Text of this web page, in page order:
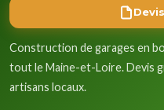
Construction de garages en
tout le Maine-et-Loire. Devis
artisans locaux.